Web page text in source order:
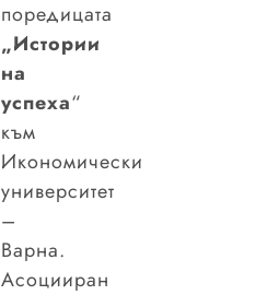
поредицата
„Истории
на
успеха“
към
Икономически
университет
–
Варна.
Асоцииран